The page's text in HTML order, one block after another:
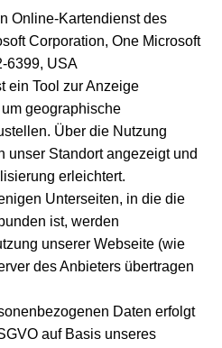
Online-Kartendienst des
Corporation, One Microsoft
6399, USA
ein Tool zur Anzeige
geographische
Über die Nutzung
unser Standort angezeigt und
erleichtert.
Unterseiten, in die die
ist, werden
unserer Webseite (wie
des Anbieters übertragen
Daten erfolgt
auf Basis unseres